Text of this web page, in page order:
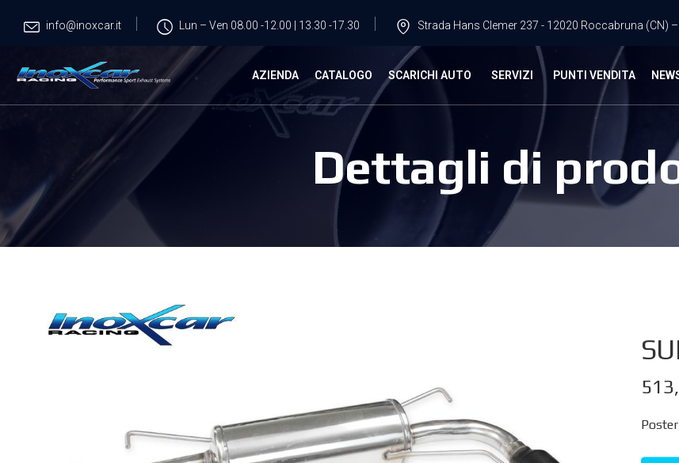
info@inoxcar.it Lun – Ven 08.00 -12.00 | 13.30 -17.30 Strada Hans Clemer 237 - 12020 Roccabruna (CN) –
AZIENDA CATALOGO SCARICHI AUTO SERVIZI PUNTI VENDITA
Dettagli di